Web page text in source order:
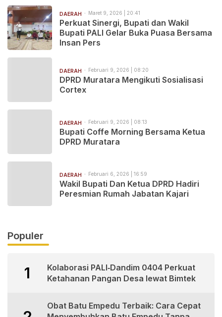
DAERAH Maret 9, 2026 | 20:41
Perkuat Sinergi, Bupati dan Wakil
Bupati PALI Gelar Buka Puasa Bersama
Insan Pers
DAERAH Februari 9, 2026 | 08:20
DPRD Muratara Mengikuti Sosialisasi
Cortex
DAERAH Februari 9, 2026 | 08:13
Bupati Coffe Morning Bersama Ketua
DPRD Muratara
DAERAH Februari 6, 2026 | 16:59
Wakil Bupati Dan Ketua DPRD Hadiri
Peresmian Rumah Jabatan Kajari
Populer
1
Kolaborasi PALI‑Dandim 0404 Perkuat
Ketahanan Pangan Desa lewat Bimtek
Obat Batu Empedu Terbaik: Cara Cepat